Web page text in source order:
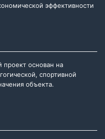
эффективности
проект основан на
спортивной
объекта.